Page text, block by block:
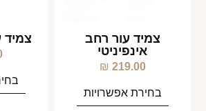
צמיד עור רחב
אינפיניטי
219.00
₪
בחירת אפשרויות
צמיד